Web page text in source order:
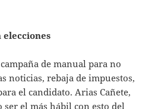
de manual para no
noticias, rebaja de impuestos,
el candidato. Arias Cañete,
el más hábil con esto del